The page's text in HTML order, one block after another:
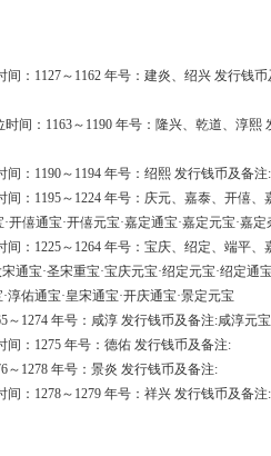
1127～1162 年号：建炎、绍兴 发行钱币
：1163～1190 年号：隆兴、乾道、淳熙
1190～1194 年号：绍熙 发行钱币及备注:
1195～1224 年号：庆元、嘉泰、开僖、
开僖通宝·开僖元宝·嘉定通宝·嘉定元宝·嘉定
1225～1264 年号：宝庆、绍定、端平、
通宝·圣宋重宝·宝庆元宝·绍定元宝·绍定通
淳佑通宝·皇宋通宝·开庆通宝·景定元宝
1274 年号：咸淳 发行钱币及备注:咸淳元宝
：1275 年号：德佑 发行钱币及备注:
1278 年号：景炎 发行钱币及备注:
：1278～1279 年号：祥兴 发行钱币及备注: